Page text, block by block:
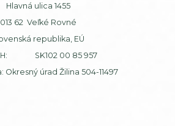
Hlavná ulica 1455
013 62 Veľké Rovné
republika, EÚ
SK102 00 85 957
Okresný úrad Žilina 504-11497